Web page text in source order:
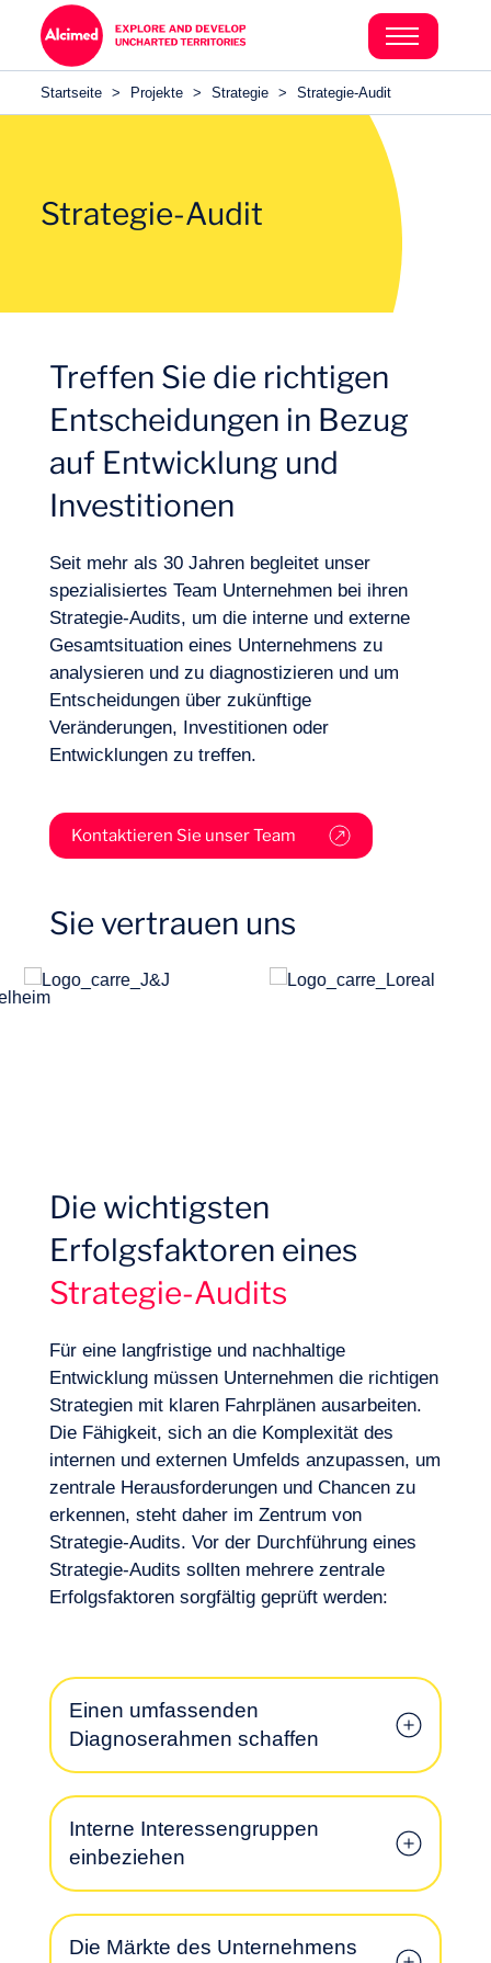
Branchen
Projekte
Expertisen
Unser Abenteuer
Lust, an Bord zu gehen?
Search in content
Search in content
Startseite > Projekte > Strategie > Strategie-Audit
Strategie-Audit
Treffen Sie die richtigen
Entscheidungen in Bezug
auf Entwicklung und
Investitionen
Seit mehr als 30 Jahren begleitet unser
spezialisiertes Team Unternehmen bei ihren
Strategie-Audits, um die interne und externe
Gesamtsituation eines Unternehmens zu
analysieren und zu diagnostizieren und um
Entscheidungen über zukünftige
Veränderungen, Investitionen oder
Entwicklungen zu treffen.
Kontaktieren Sie unser Team
Sie vertrauen uns
Die wichtigsten
Erfolgsfaktoren eines
Strategie-Audits
Für eine langfristige und nachhaltige
Entwicklung müssen Unternehmen die richtigen
Strategien mit klaren Fahrplänen ausarbeiten.
Die Fähigkeit, sich an die Komplexität des
internen und externen Umfelds anzupassen, um
zentrale Herausforderungen und Chancen zu
erkennen, steht daher im Zentrum von
Strategie-Audits. Vor der Durchführung eines
Strategie-Audits sollten mehrere zentrale
Erfolgsfaktoren sorgfältig geprüft werden:
Einen umfassenden
Diagnoserahmen schaffen
Interne Interessengruppen
einbeziehen
Die Märkte des Unternehmens